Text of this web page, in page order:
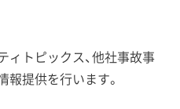
ィトピックス、他社事故事
報提供を行います。